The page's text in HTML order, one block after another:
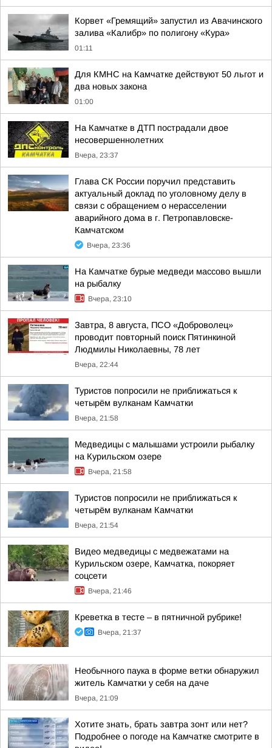
Корвет «Гремящий» запустил из Авачинского
залива «Калибр» по полигону «Кура»
01:11
Для КМНС на Камчатке действуют 50 льгот и
два новых закона
01:00
На Камчатке в ДТП пострадали двое
несовершеннолетних
Вчера, 23:37
Глава СК России поручил представить
актуальный доклад по уголовному делу в
связи с обращением о нерасселении
аварийного дома в г. Петропавловске-
Камчатском
Вчера, 23:36
На Камчатке бурые медведи массово вышли
на рыбалку
Вчера, 23:10
Завтра, 8 августа, ПСО «Доброволец»
проводит повторный поиск Пятинкиной
Людмилы Николаевны, 78 лет
Вчера, 22:44
Туристов попросили не приближаться к
четырём вулканам Камчатки
Вчера, 21:58
Медведицы с малышами устроили рыбалку
на Курильском озере
Вчера, 21:58
Туристов попросили не приближаться к
четырём вулканам Камчатки
Вчера, 21:54
Видео медведицы с медвежатами на
Курильском озере, Камчатка, покоряет
соцсети
Вчера, 21:46
Креветка в тесте – в пятничной рубрике!
Вчера, 21:37
Необычного паука в форме ветки обнаружил
житель Камчатки у себя на даче
Вчера, 21:09
Хотите знать, брать завтра зонт или нет?
Подробнее о погоде на Камчатке смотрите в